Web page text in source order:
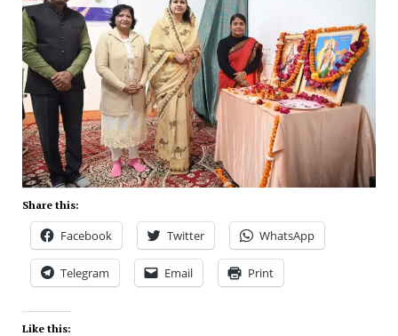
Share this:
Facebook Twitter WhatsApp
Telegram Email Print
Like this: